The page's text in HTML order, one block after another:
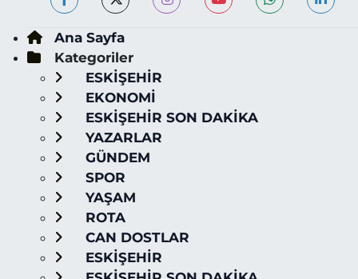
Ana Sayfa
Kategoriler
ESKİŞEHİR
EKONOMİ
ESKİŞEHİR SON DAKİKA
YAZARLAR
GÜNDEM
SPOR
YAŞAM
ROTA
CAN DOSTLAR
ESKİŞEHİR